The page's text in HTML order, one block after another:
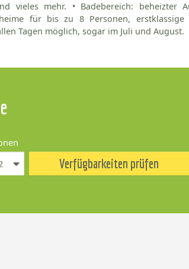
vieles mehr. • Badebereich: beheizter
für bis zu 8 Personen, erstklassige
Tagen möglich, sogar im Juli und August.
Verfügbarkeiten prüfen